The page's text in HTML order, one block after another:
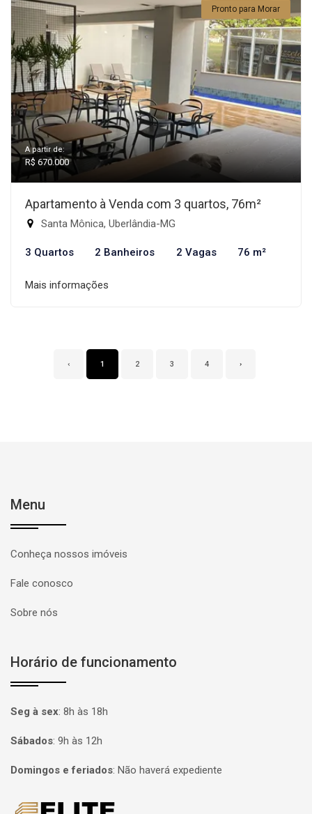
Pronto para Morar
A partir de:
R$ 670.000
Apartamento à Venda com 3 quartos, 76m²
Santa Mônica, Uberlândia-MG
3 Quartos 2 Banheiros 2 Vagas 76 m²
Mais informações
‹ 1 2 3 4 ›
Menu
Conheça nossos imóveis
Fale conosco
Sobre nós
Horário de funcionamento
Seg à sex: 8h às 18h
Sábados: 9h às 12h
Domingos e feriados: Não haverá expediente